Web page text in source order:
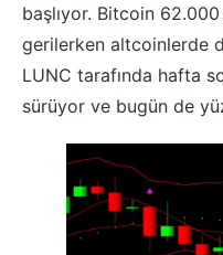
başlıyor. Bitcoin
gerilerken altcoinlerde
LUNC tarafında hafta
sürüyor ve bugün de